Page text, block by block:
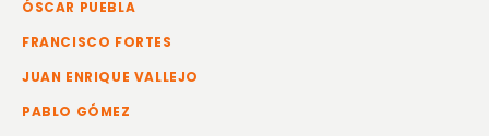
ÓSCAR PUEBLA
FRANCISCO FORTES
JUAN ENRIQUE VALLEJO
PABLO GÓMEZ